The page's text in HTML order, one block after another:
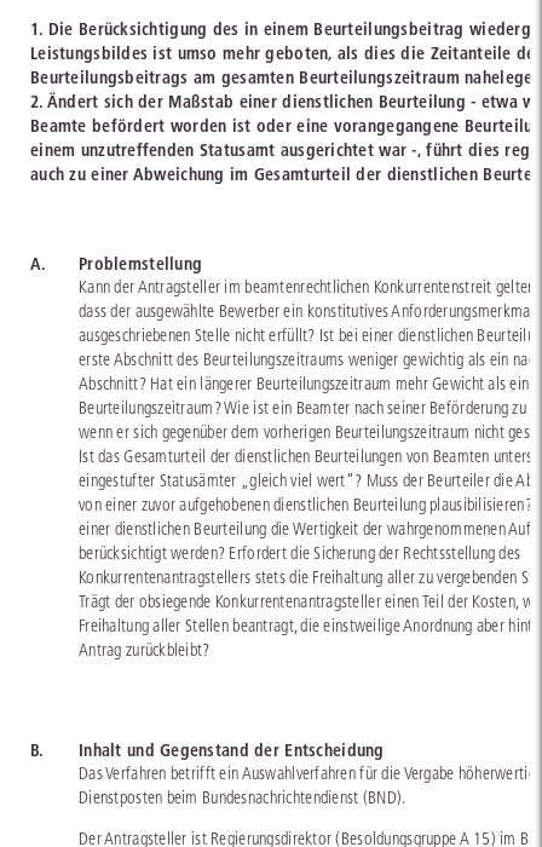
1. Die Berücksichtigung des in einem Beurteilungsbeitrag
Leistungsbildes ist umso mehr geboten, als dies die Zeitanteile des
Beurteilungsbeitrags am gesamten Beurteilungszeitraum
2. Ändert sich der Maßstab einer dienstlichen Beurteilung - etwa
Beamte befördert worden ist oder eine vorangegangene
einem unzutreffenden Statusamt ausgerichtet war -, führt dies
auch zu einer Abweichung im Gesamturteil der dienstlichen
A. Problemstellung
Kann der Antragsteller im beamtenrechtlichen Konkurrentenstreit
dass der ausgewählte Bewerber ein konstitutives Anforderungsmerkmal
ausgeschriebenen Stelle nicht erfüllt? Ist bei einer dienstlichen
erste Abschnitt des Beurteilungszeitraums weniger gewichtig als ein
Abschnitt? Hat ein längerer Beurteilungszeitraum mehr Gewicht als ein
Beurteilungszeitraum? Wie ist ein Beamter nach seiner Beförderung zu
wenn er sich gegenüber dem vorherigen Beurteilungszeitraum nicht
Ist das Gesamturteil der dienstlichen Beurteilungen von Beamten
eingestufter Statusämter „gleich viel wert“? Muss der Beurteiler die
von einer zuvor aufgehobenen dienstlichen Beurteilung plausibilisieren?
einer dienstlichen Beurteilung die Wertigkeit der wahrgenommenen
berücksichtigt werden? Erfordert die Sicherung der Rechtsstellung des
Konkurrentenantragstellers stets die Freihaltung aller zu vergebenden
Trägt der obsiegende Konkurrentenantragsteller einen Teil der Kosten,
Freihaltung aller Stellen beantragt, die einstweilige Anordnung aber
Antrag zurückbleibt?
B. Inhalt und Gegenstand der Entscheidung
Das Verfahren betrifft ein Auswahlverfahren für die Vergabe
Dienstposten beim Bundesnachrichtendienst (BND).
Der Antragsteller ist Regierungsdirektor (Besoldungsgruppe A 15) im